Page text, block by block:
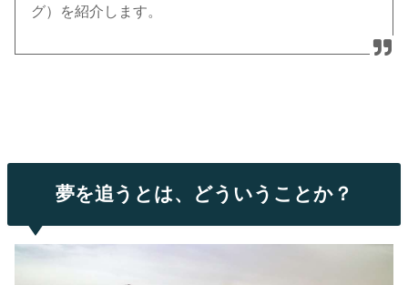
グ）を紹介します。
夢を追うとは、どういうことか？